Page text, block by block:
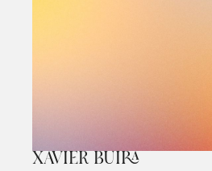
Diapositiva 1 de 1
XAVIER BUIRA